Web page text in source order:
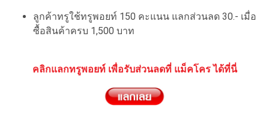
ลูกค้าทรูใช้ทรูพอยท์ 150 คะแนน แลกส่วนลด 30.- เมื่อ
ซื้อสินค้าครบ 1,500 บาท
คลิกแลกทรูพอยท์ เพื่อรับส่วนลดที่ แม็คโคร ได้ที่นี่